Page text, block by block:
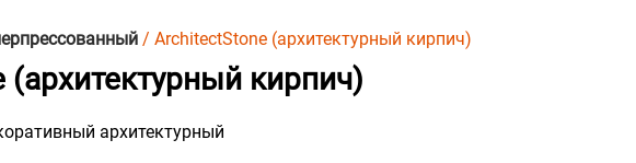
/ ArchitectStone (архитектурный кирпич)
кирпич)
архитектурный